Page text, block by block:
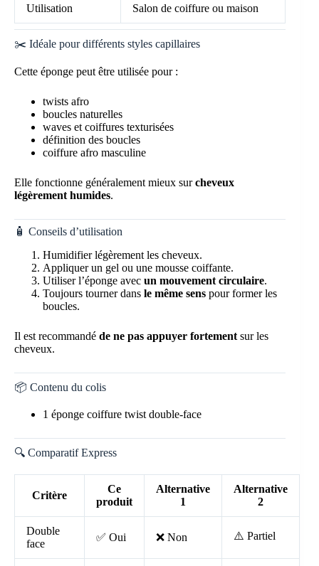
Utilisation Salon de coiffure ou maison
✂️ Idéale pour différents styles capillaires
Cette éponge peut être utilisée pour :
twists afro
boucles naturelles
waves et coiffures texturisées
définition des boucles
coiffure afro masculine
Elle fonctionne généralement mieux surcheveux
légèrement humides.
🧴 Conseils d’utilisation
Humidifier légèrement les cheveux.
Appliquer un gel ou une mousse coiffante.
Utiliser l’éponge avec un mouvement circulaire.
Toujours tourner dans le même sens pour former les
boucles.
Il est recommandé de ne pas appuyer fortement sur les
cheveux.
📦 Contenu du colis
1 éponge coiffure twist double-face
🔍 Comparatif Express
Critère
Ce
produit
Alternative
1
Alternative
2
Double
face
✅ Oui ❌ Non ⚠️ Partiel